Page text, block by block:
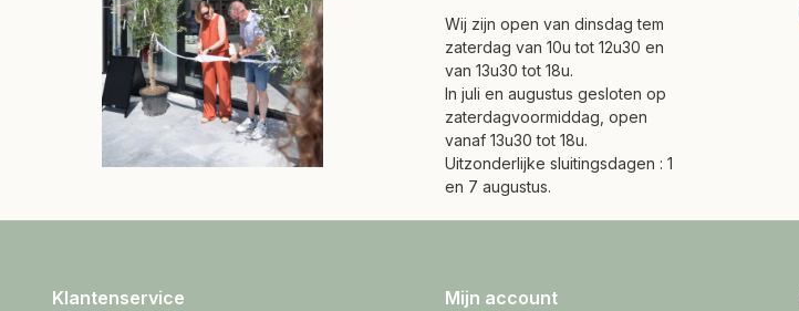
Wij zijn open van dinsdag tem
zaterdag van 10u tot 12u30 en
van 13u30 tot 18u.
In juli en augustus gesloten op
zaterdagvoormiddag, open
vanaf 13u30 tot 18u.
Uitzonderlijke sluitingsdagen : 1
en 7 augustus.
Klantenservice Mijn account